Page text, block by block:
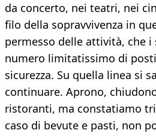
da concerto, nei teatri, nei
filo della sopravvivenza in
permesso delle attività, che
numero limitatissimo di
sicurezza. Su quella linea si
continuare. Aprono,
ristoranti, ma constatiamo
caso di bevute e pasti, non